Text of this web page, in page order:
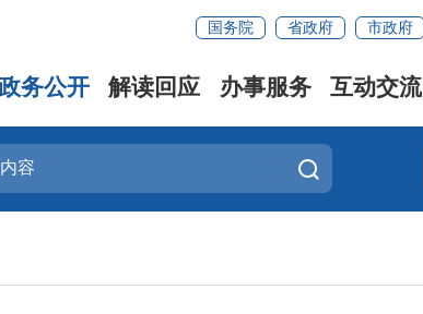
国务院 省政府 市政府
务公开 解读回应 办事服务 互动交流